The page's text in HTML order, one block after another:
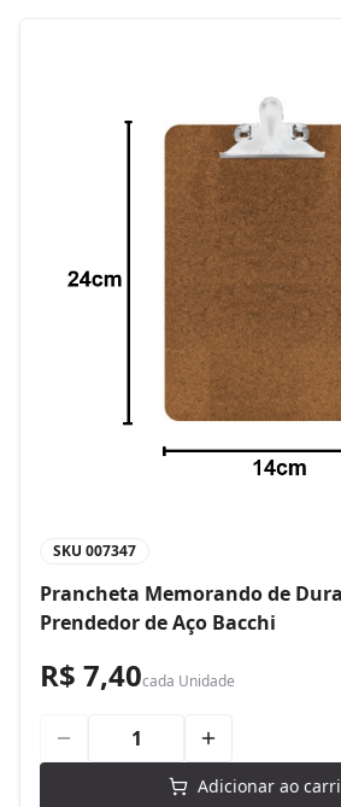
SKU 007347
Prancheta Memorando de
Prendedor de Aço Bacchi
R$ 7,40cada Unidade
Adicionar ao